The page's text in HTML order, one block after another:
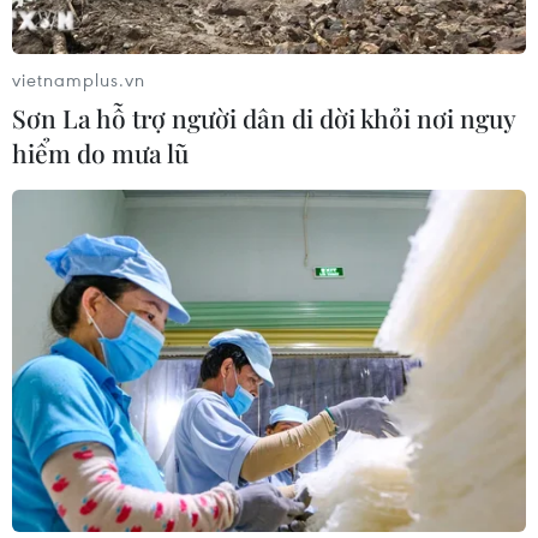
CƠ QUAN CHỦ QUẢN: THÔNG TẤN XÃ VIỆT NAM
Tổng Biên tập: TRẦN TIẾN DUẨN
Phó Tổng Biên tập: NGUYỄN THỊ TÁM, KHÚC THANH
THỦY
Sở hữu trí tuệ
Quy định sử dụng
RSS
Hỗ trợ
Ngôn ngữ
TTXVN
Dịch vụ tin
Quảng cáo
Liên hệ
vietnamplus.vn
Sơn La hỗ trợ người dân di dời khỏi nơi nguy
hiểm do mưa lũ